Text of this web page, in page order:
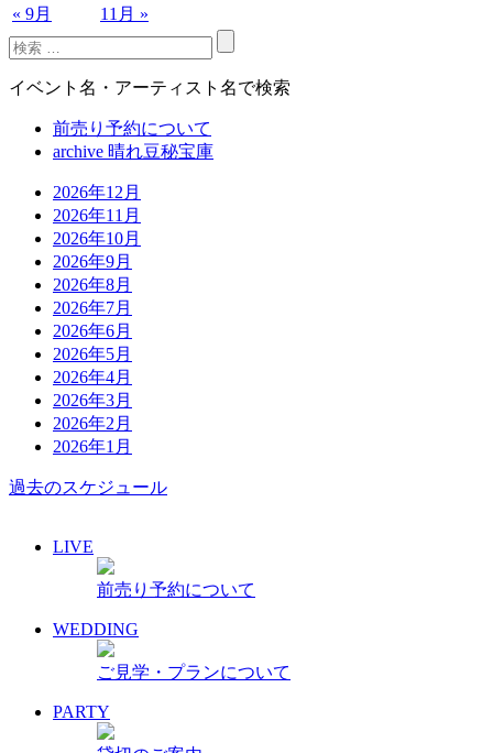
« 9月 11月 »
イベント名・アーティスト名で検索
前売り予約について
archive 晴れ豆秘宝庫
2026年12月
2026年11月
2026年10月
2026年9月
2026年8月
2026年7月
2026年6月
2026年5月
2026年4月
2026年3月
2026年2月
2026年1月
過去のスケジュール
LIVE
前売り予約について
WEDDING
ご見学・プランについて
PARTY